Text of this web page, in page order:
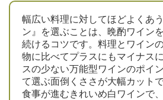
幅広い料理に対してほどよくあ
ン』を選ぶことは、晩酌ワイン
続けるコツです。料理とワイン
物に比べてプラスにもマイナス
スの少ない万能型ワインのポイ
て選ぶ面倒くささが大幅カット
食事が進むきれいめ白ワインで